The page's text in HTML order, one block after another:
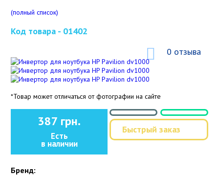
(полный список)
Код товара - 01402
0 отзыва
*Товар может отличаться от фотографии на сайте
387 грн.
Есть
в наличии
Быстрый заказ
Бренд: